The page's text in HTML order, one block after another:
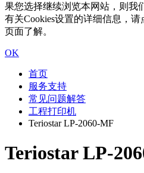
果您选择继续浏览本网站，则我
有关Cookies设置的详细信息，
页面了解。
OK
首页
服务支持
常见问题解答
工程打印机
Teriostar LP-2060-MF
Teriostar LP-